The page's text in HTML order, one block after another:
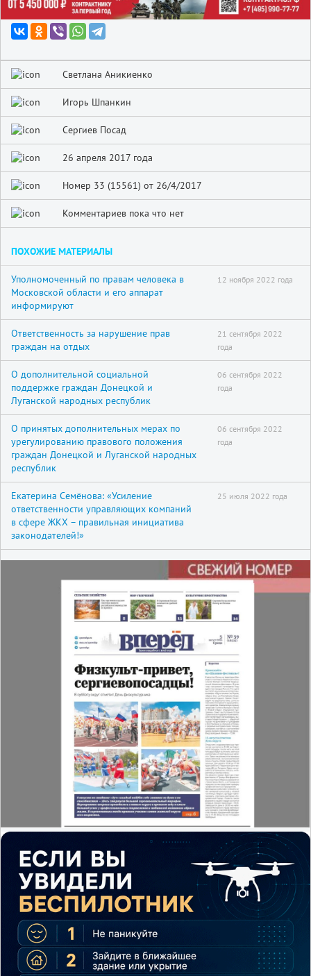
Светлана Аникиенко
Игорь Шпанкин
Сергиев Посад
26 апреля 2017 года
Номер 33 (15561) от 26/4/2017
Комментариев пока что нет
ПОХОЖИЕ МАТЕРИАЛЫ
Уполномоченный по правам человека в
Московской области и его аппарат
информируют
12 ноября 2022 года
Ответственность за нарушение прав
граждан на отдых
21 сентября 2022
года
О дополнительной социальной
поддержке граждан Донецкой и
Луганской народных республик
06 сентября 2022
года
О принятых дополнительных мерах по
урегулированию правового положения
граждан Донецкой и Луганской народных
республик
06 сентября 2022
года
Екатерина Семёнова: «Усиление
ответственности управляющих компаний
в сфере ЖКХ – правильная инициатива
законодателей!»
25 июля 2022 года